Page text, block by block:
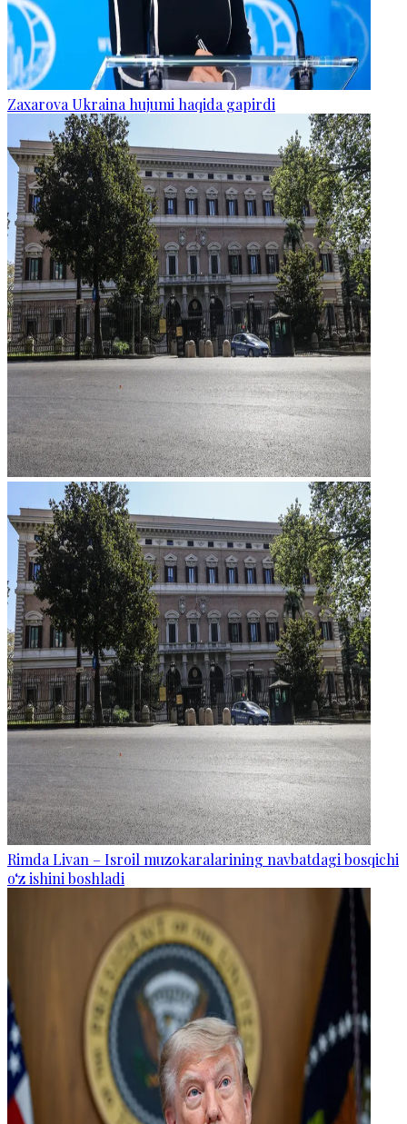
Zaxarova Ukraina hujumi haqida gapirdi
Rimda Livan – Isroil muzokaralarining navbatdagi bosqichi
o‘z ishini boshladi